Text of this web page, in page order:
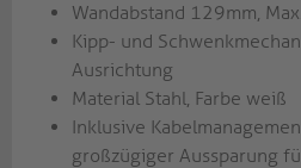
Wandabstand 129mm,
Kipp- und
Ausrichtung
Material Stahl, Farbe weiß
Inklusive
großzügiger Aussparung